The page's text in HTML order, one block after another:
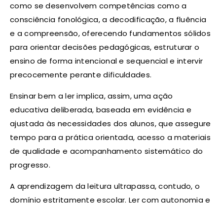
como se desenvolvem competências como a
consciência fonológica, a decodificação, a fluência
e a compreensão, oferecendo fundamentos sólidos
para orientar decisões pedagógicas, estruturar o
ensino de forma intencional e sequencial e intervir
precocemente perante dificuldades.
Ensinar bem a ler implica, assim, uma ação
educativa deliberada, baseada em evidência e
ajustada às necessidades dos alunos, que assegure
tempo para a prática orientada, acesso a materiais
de qualidade e acompanhamento sistemático do
progresso.
A aprendizagem da leitura ultrapassa, contudo, o
domínio estritamente escolar. Ler com autonomia e